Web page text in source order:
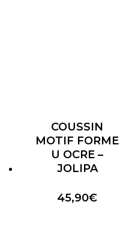
COUSSIN
MOTIF FORME
U OCRE –
JOLIPA
45,90€